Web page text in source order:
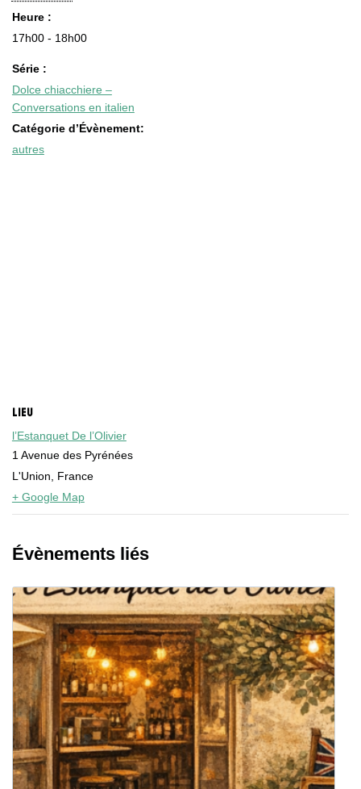
Heure :
17h00 - 18h00
Série :
Dolce chiacchiere –
Conversations en italien
Catégorie d’Évènement:
autres
LIEU
l’Estanquet De l’Olivier
1 Avenue des Pyrénées
L'Union, France
+ Google Map
Évènements liés